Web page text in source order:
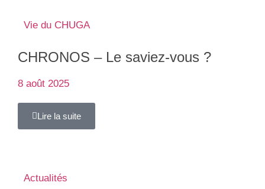
Vie du CHUGA
CHRONOS – Le saviez-vous ?
8 août 2025
Lire la suite
Actualités